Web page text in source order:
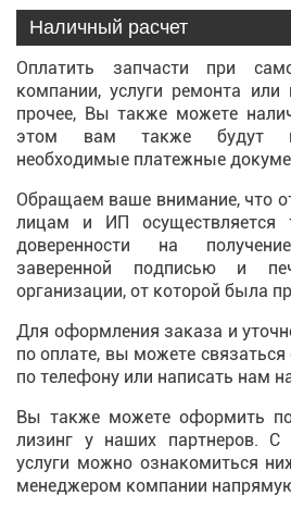
Наличный расчет
Оплатить запчасти при
компании, услуги ремонта
прочее, Вы также можете
этом вам также будут
необходимые платежные
Обращаем ваше внимание, что
лицам и ИП осуществляется
доверенности на
заверенной подписью и
организации, от которой была
Для оформления заказа и
по оплате, вы можете
по телефону или написать нам
Вы также можете оформить
лизинг у наших партнеров. С
услуги можно ознакомиться
менеджером компании